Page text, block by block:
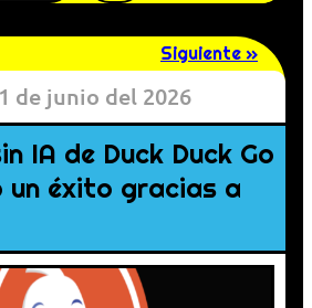
Siguiente »
de junio del 2026
IA de Duck Duck Go
un éxito gracias a